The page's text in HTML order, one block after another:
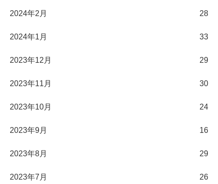
2024年2月 28
2024年1月 33
2023年12月 29
2023年11月 30
2023年10月 24
2023年9月 16
2023年8月 29
2023年7月 26